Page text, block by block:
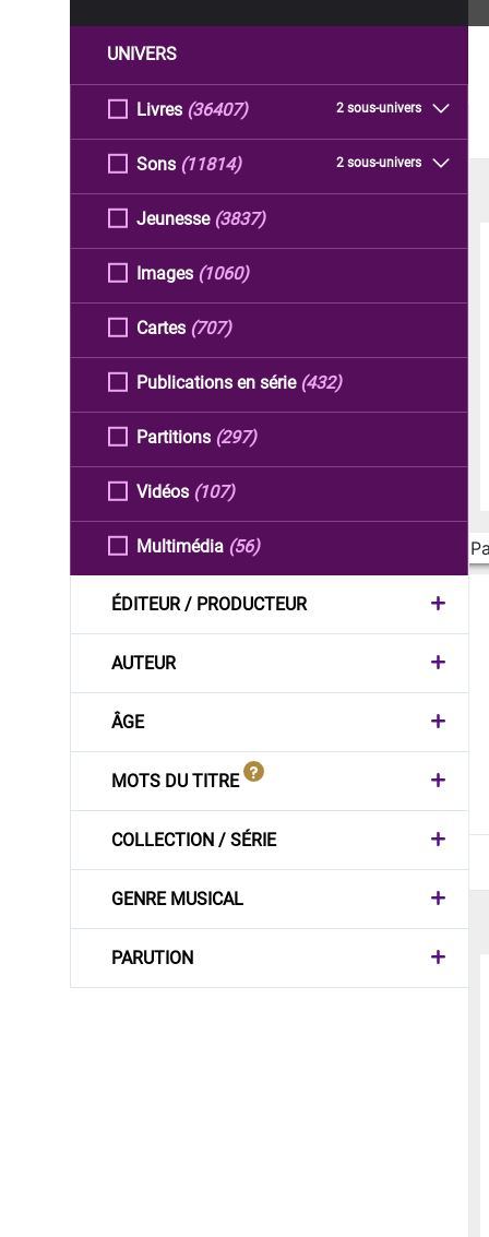
UNIVERS
Livres 2 sous-univers
(36407)
Sons 2 sous-univers
(11814)
Jeunesse (3837)
Images (1060)
Cartes (707)
Publications en série (432)
Partitions (297)
Vidéos (107)
Multimédia (56)
ÉDITEUR / PRODUCTEUR
AUTEUR
ÂGE
MOTS DU TITRE
COLLECTION / SÉRIE
GENRE MUSICAL
PARUTION